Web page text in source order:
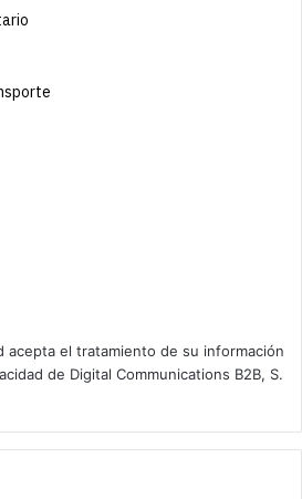
acepta el tratamiento de su información
de Digital Communications B2B, S.